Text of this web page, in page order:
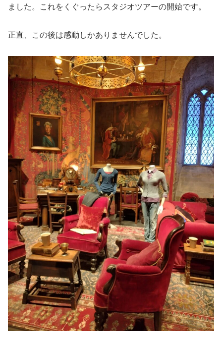
ました。これをくぐったらスタジオツアーの開始です。
正直、この後は感動しかありませんでした。